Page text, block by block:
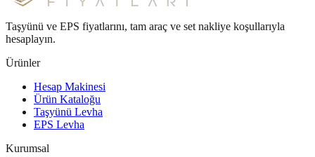
Taşyünü ve EPS fiyatlarını, tam araç ve set nakliye koşullarıyla
hesaplayın.
Ürünler
Hesap Makinesi
Ürün Kataloğu
Taşyünü Levha
EPS Levha
Kurumsal